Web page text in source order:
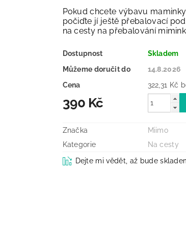
Pokud chcete výbavu
počiďte jí ještě přebalovací
na cesty na přebalování
Dostupnost
Skladem
Můžeme doručit do
14.8.2026
Cena
390 Kč
Značka
Miimo
Kategorie
Na cesty
Dejte mi vědět, až bude